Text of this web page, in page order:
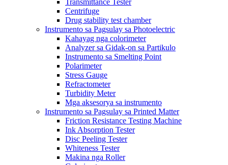
Transmittance Tester
Centrifuge
Drug stability test chamber
Instrumento sa Pagsulay sa Photoelectric
Kahayag nga colorimeter
Analyzer sa Gidak-on sa Partikulo
Instrumento sa Smelting Point
Polarimeter
Stress Gauge
Refractometer
Turbidity Meter
Mga aksesorya sa instrumento
Instrumento sa Pagsulay sa Printed Matter
Friction Resistance Testing Machine
Ink Absorption Tester
Disc Peeling Tester
Whiteness Tester
Makina nga Roller